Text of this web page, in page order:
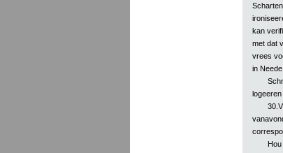
kan
met dat
vrees
in